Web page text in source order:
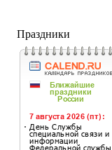
Праздники